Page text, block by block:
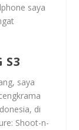
saya
S3
saya
di
Shoot-n-